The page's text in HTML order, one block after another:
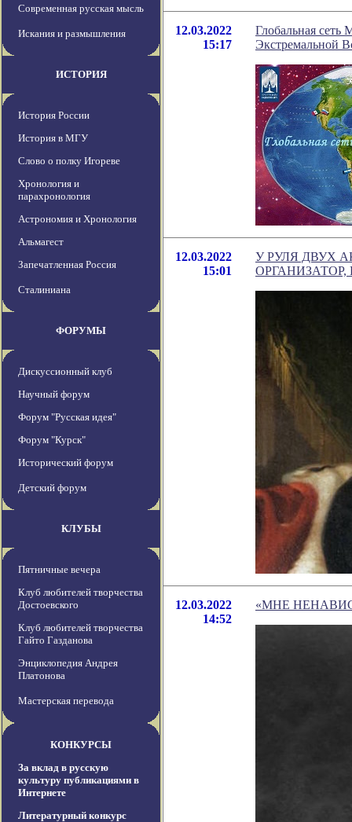
Современная русская мысль
Искания и размышления
ИСТОРИЯ
История России
История в МГУ
Слово о полку Игореве
Хронология и
парахронология
Астрономия и Хронология
Альмагест
Запечатленная Россия
Сталиниана
ФОРУМЫ
Дискуссионный клуб
Научный форум
Форум "Русская идея"
Форум "Курск"
Исторический форум
Детский форум
КЛУБЫ
Пятничные вечера
Клуб любителей творчества
Достоевского
Клуб любителей творчества
Гайто Газданова
Энциклопедия Андрея
Платонова
Мастерская перевода
КОНКУРСЫ
За вклад в русскую
культуру публикациями в
Интернете
Литературный конкурс
12.03.2022
15:17
Глобальная
Экстремальной
12.03.2022
15:01
У РУЛЯ ДВУХ
12.03.2022
14:52
«МНЕ